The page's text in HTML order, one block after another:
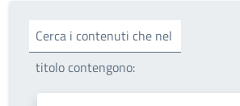
Cerca i contenuti che nel
titolo contengono: